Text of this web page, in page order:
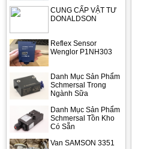
CUNG CẤP VẬT TƯ
DONALDSON
Reflex Sensor
Wenglor P1NH303
Danh Mục Sản Phẩm
Schmersal Trong
Ngành Sữa
Danh Mục Sản Phẩm
Schmersal Tồn Kho
Có Sẵn
Van SAMSON 3351